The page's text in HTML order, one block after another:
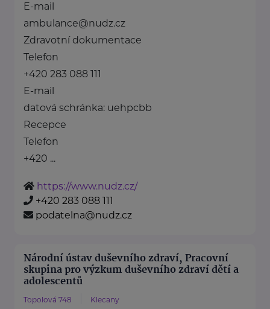
E-mail
ambulance@nudz.cz
Zdravotní dokumentace
Telefon
+420 283 088 111
E-mail
datová schránka: uehpcbb
Recepce
Telefon
+420 ...
https://www.nudz.cz/
+420 283 088 111
podatelna@nudz.cz
Národní ústav duševního zdraví, Pracovní
skupina pro výzkum duševního zdraví dětí a
adolescentů
Topolová 748 Klecany